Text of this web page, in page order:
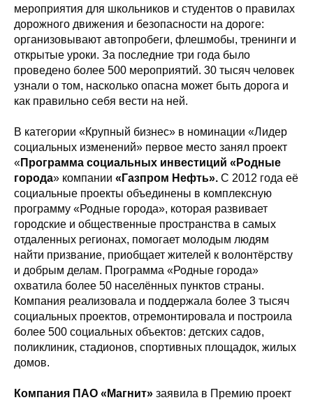
мероприятия для школьников и студентов о правилах
дорожного движения и безопасности на дороге:
организовывают автопробеги, флешмобы, тренинги и
открытые уроки. За последние три года было
проведено более 500 мероприятий. 30 тысяч человек
узнали о том, насколько опасна может быть дорога и
как правильно себя вести на ней.
В категории «Крупный бизнес» в номинации «Лидер
социальных изменений» первое место занял проект
«Программа социальных инвестиций «Родные
города» компании «Газпром Нефть». С 2012 года её
социальные проекты объединены в комплексную
программу «Родные города», которая развивает
городские и общественные пространства в самых
отдаленных регионах, помогает молодым людям
найти призвание, приобщает жителей к волонтёрству
и добрым делам. Программа «Родные города»
охватила более 50 населённых пунктов страны.
Компания реализовала и поддержала более 3 тысяч
социальных проектов, отремонтировала и построила
более 500 социальных объектов: детских садов,
поликлиник, стадионов, спортивных площадок, жилых
домов.
Компания ПАО «Магнит» заявила в Премию проект